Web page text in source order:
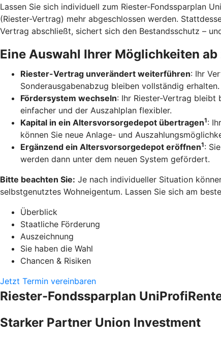
Lassen Sie sich individuell zum Riester-Fondssparplan
(Riester-Vertrag) mehr abgeschlossen werden.
Vertrag abschließt, sichert sich den Bestandsschutz –
Eine Auswahl Ihrer Möglichkeiten
Riester-Vertrag unverändert weiterführen: Ihr
Sonderausgabenabzug bleiben vollständig erhalten.
Fördersystem wechseln: Ihr Riester-Vertrag bleibt
einfacher und der Auszahlplan flexibler.
Kapital in ein Altersvorsorgedepot übertragen1:
können Sie neue Anlage- und
Ergänzend ein Altersvorsorgedepot eröffnen1:
werden dann unter dem neuen System gefördert.
Bitte beachten Sie: Je nach individueller Situation
selbstgenutztes Wohneigentum. Lassen Sie sich am
Überblick
Staatliche Förderung
Auszeichnung
Sie haben die Wahl
Chancen & Risiken
Jetzt Termin vereinbaren
Riester-Fondssparplan
Starker Partner Union Investment